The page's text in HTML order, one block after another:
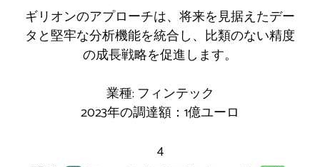
ギリオンのアプローチは、将来を見据えたデー
タと堅牢な分析機能を統合し、比類のない精度
の成長戦略を促進します。
業種: フィンテック
2023年の調達額：1億ユーロ
4